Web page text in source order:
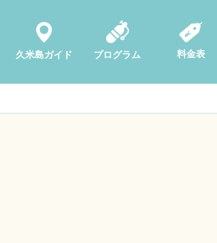
久米島ガイド プログラム 料金表